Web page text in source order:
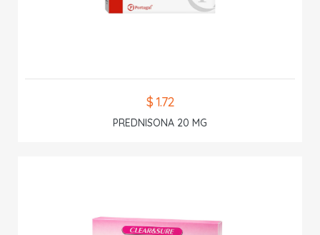
$ 1.72
PREDNISONA 20 MG